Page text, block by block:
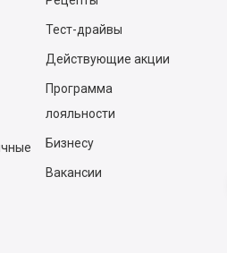
Тест-драйвы
Действующие акции
Программа
лояльности
Бизнесу
Вакансии